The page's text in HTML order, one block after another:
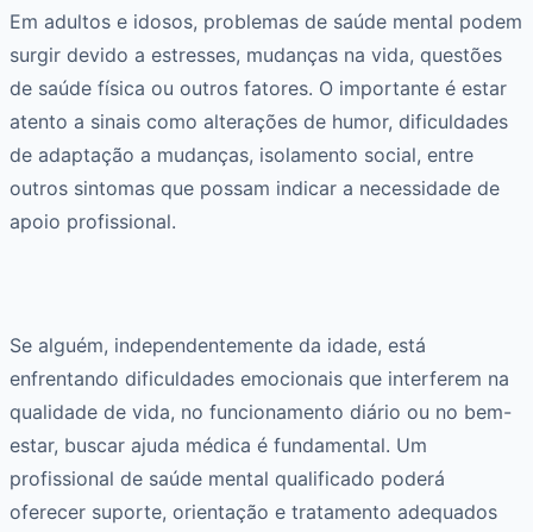
Em adultos e idosos, problemas de saúde mental podem
surgir devido a estresses, mudanças na vida, questões
de saúde física ou outros fatores. O importante é estar
atento a sinais como alterações de humor, dificuldades
de adaptação a mudanças, isolamento social, entre
outros sintomas que possam indicar a necessidade de
apoio profissional.
Se alguém, independentemente da idade, está
enfrentando dificuldades emocionais que interferem na
qualidade de vida, no funcionamento diário ou no bem-
estar, buscar ajuda médica é fundamental. Um
profissional de saúde mental qualificado poderá
oferecer suporte, orientação e tratamento adequados